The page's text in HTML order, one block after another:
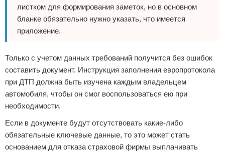
листком для формирования заметок, но в основном
бланке обязательно нужно указать, что имеется
приложение.
Только с учетом данных требований получится без ошибок
составить документ. Инструкция заполнения европротокола
при ДТП должна быть изучена каждым владельцем
автомобиля, чтобы он смог воспользоваться ею при
необходимости.
Если в документе будут отсутствовать какие-либо
обязательные ключевые данные, то это может стать
основанием для отказа страховой фирмы выплачивать